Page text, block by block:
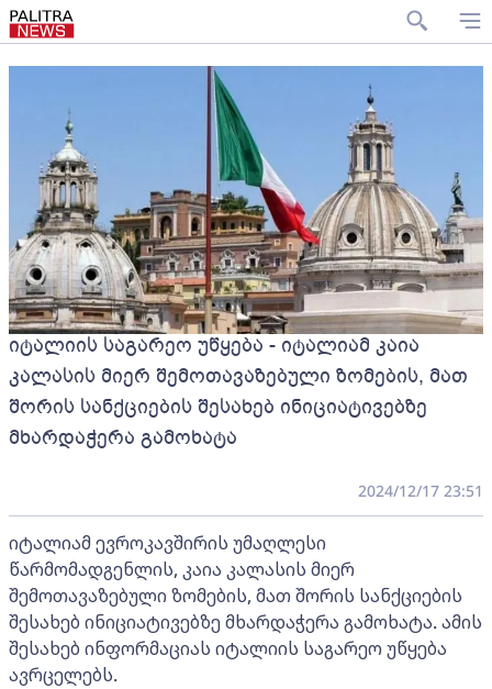
იტალიის საგარეო უწყება - იტალიამ კაია
კალასის მიერ შემოთავაზებული ზომების, მათ
შორის სანქციების შესახებ ინიციატივებზე
მხარდაჭერა გამოხატა
2024/12/17 23:51
იტალიამ ევროკავშირის უმაღლესი
წარმომადგენლის, კაია კალასის მიერ
შემოთავაზებული ზომების, მათ შორის სანქციების
შესახებ ინიციატივებზე მხარდაჭერა გამოხატა. ამის
შესახებ ინფორმაციას იტალიის საგარეო უწყება
ავრცელებს.